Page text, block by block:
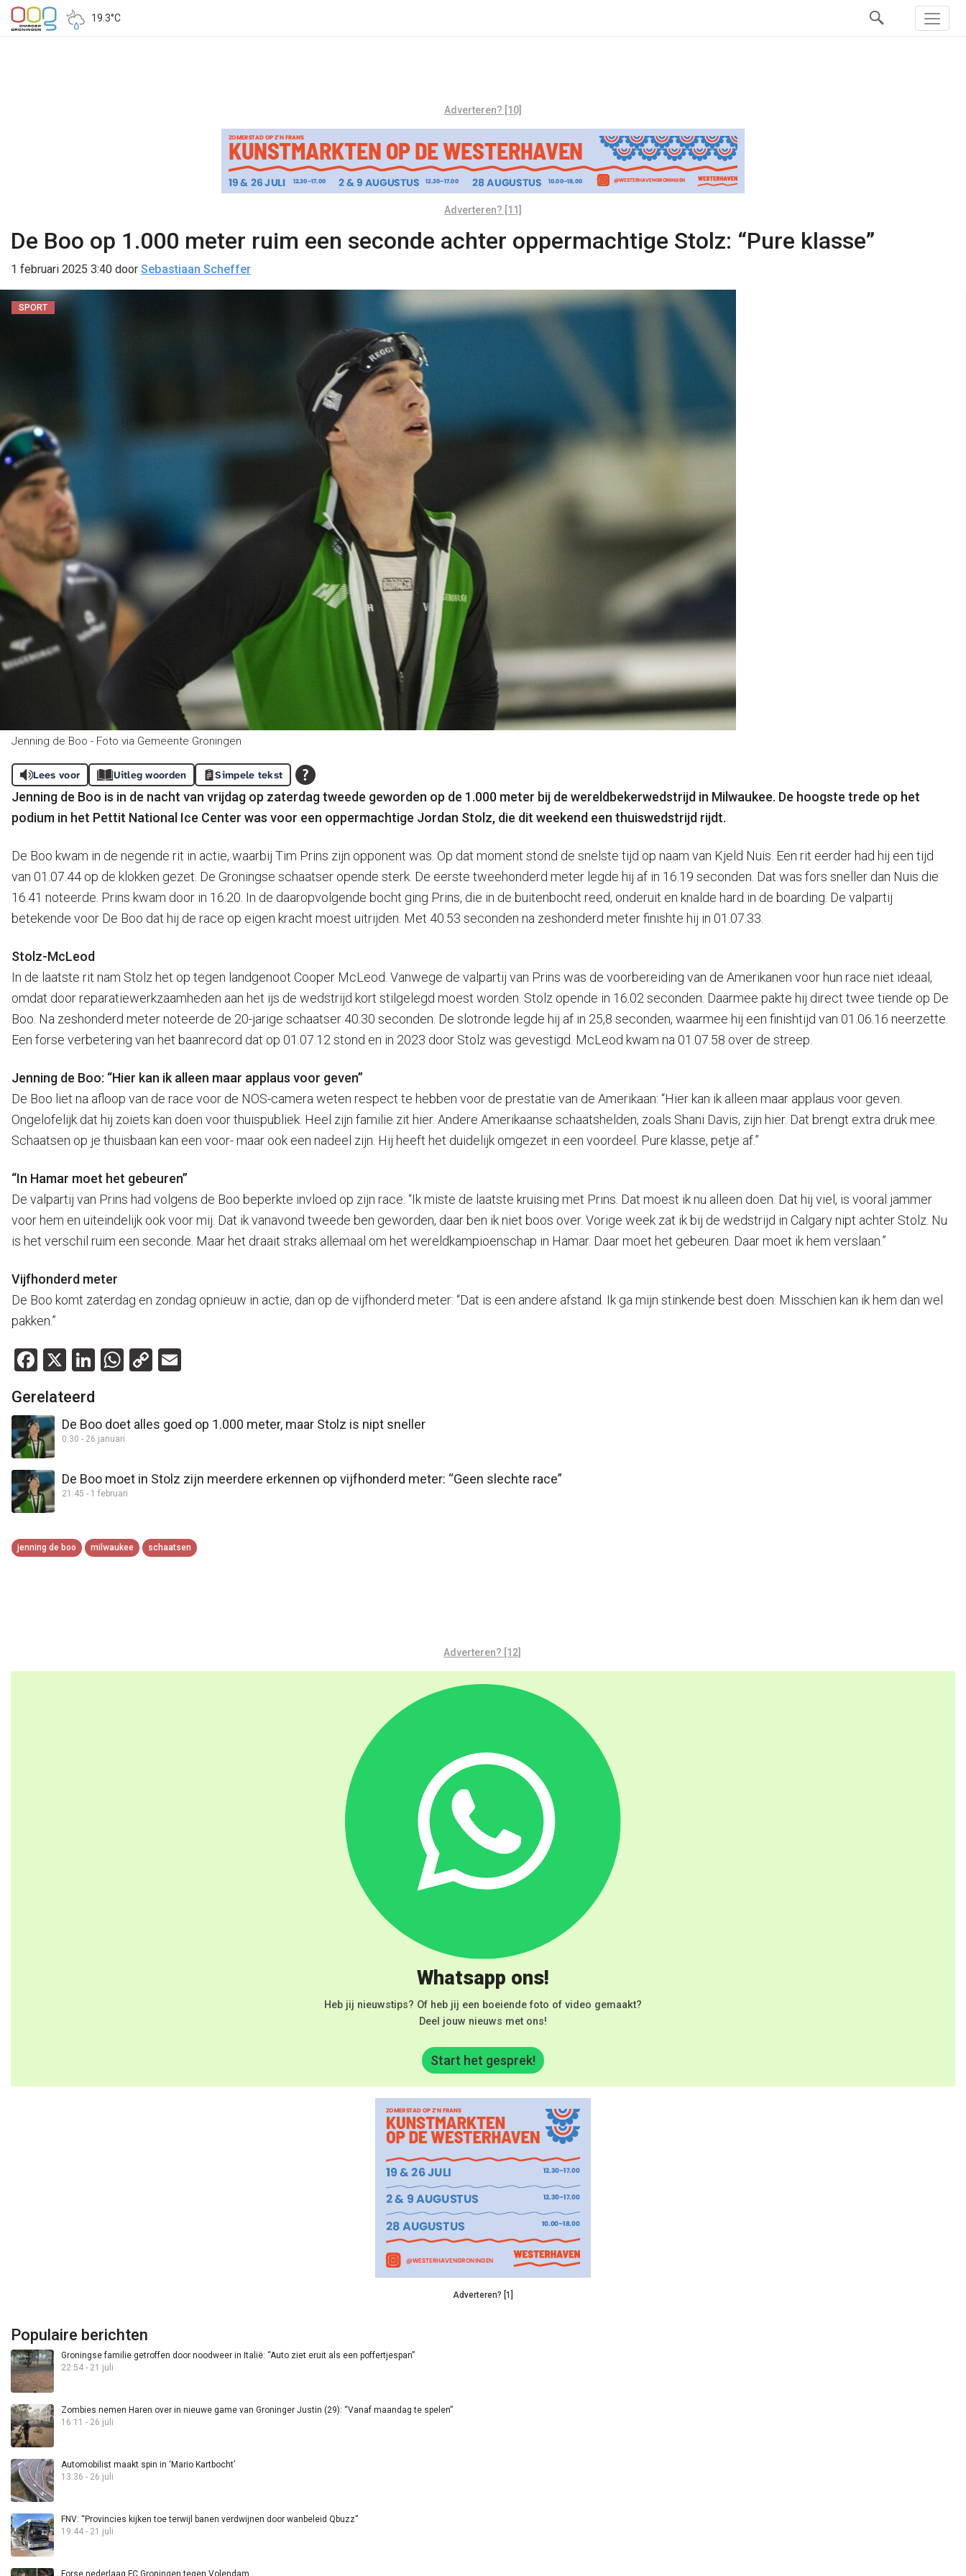
19.3°C
Adverteren? [10]
Adverteren? [11]
De Boo op 1.000 meter ruim een seconde achter oppermachtige Stolz: “Pure klasse”
1 februari 2025 3:40 door Sebastiaan Scheffer
SPORT
Jenning de Boo - Foto via Gemeente Groningen
Lees voor Uitleg woorden Simpele tekst
Jenning de Boo is in de nacht van vrijdag op zaterdag tweede geworden op de 1.000 meter bij de wereldbekerwedstrijd in Milwaukee. De hoogste trede op het
podium in het Pettit National Ice Center was voor een oppermachtige Jordan Stolz, die dit weekend een thuiswedstrijd rijdt.
De Boo kwam in de negende rit in actie, waarbij Tim Prins zijn opponent was. Op dat moment stond de snelste tijd op naam van Kjeld Nuis. Een rit eerder had hij een tijd
van 01.07.44 op de klokken gezet. De Groningse schaatser opende sterk. De eerste tweehonderd meter legde hij af in 16.19 seconden. Dat was fors sneller dan Nuis die
16.41 noteerde. Prins kwam door in 16.20. In de daaropvolgende bocht ging Prins, die in de buitenbocht reed, onderuit en knalde hard in de boarding. De valpartij
betekende voor De Boo dat hij de race op eigen kracht moest uitrijden. Met 40.53 seconden na zeshonderd meter finishte hij in 01.07.33.
Stolz-McLeod
In de laatste rit nam Stolz het op tegen landgenoot Cooper McLeod. Vanwege de valpartij van Prins was de voorbereiding van de Amerikanen voor hun race niet ideaal,
omdat door reparatiewerkzaamheden aan het ijs de wedstrijd kort stilgelegd moest worden. Stolz opende in 16.02 seconden. Daarmee pakte hij direct twee tiende op De
Boo. Na zeshonderd meter noteerde de 20-jarige schaatser 40.30 seconden. De slotronde legde hij af in 25,8 seconden, waarmee hij een finishtijd van 01.06.16 neerzette.
Een forse verbetering van het baanrecord dat op 01.07.12 stond en in 2023 door Stolz was gevestigd. McLeod kwam na 01.07.58 over de streep.
Jenning de Boo: “Hier kan ik alleen maar applaus voor geven”
De Boo liet na afloop van de race voor de NOS-camera weten respect te hebben voor de prestatie van de Amerikaan: “Hier kan ik alleen maar applaus voor geven.
Ongelofelijk dat hij zoiets kan doen voor thuispubliek. Heel zijn familie zit hier. Andere Amerikaanse schaatshelden, zoals Shani Davis, zijn hier. Dat brengt extra druk mee.
Schaatsen op je thuisbaan kan een voor- maar ook een nadeel zijn. Hij heeft het duidelijk omgezet in een voordeel. Pure klasse, petje af.”
“In Hamar moet het gebeuren”
De valpartij van Prins had volgens de Boo beperkte invloed op zijn race: “Ik miste de laatste kruising met Prins. Dat moest ik nu alleen doen. Dat hij viel, is vooral jammer
voor hem en uiteindelijk ook voor mij. Dat ik vanavond tweede ben geworden, daar ben ik niet boos over. Vorige week zat ik bij de wedstrijd in Calgary nipt achter Stolz. Nu
is het verschil ruim een seconde. Maar het draait straks allemaal om het wereldkampioenschap in Hamar. Daar moet het gebeuren. Daar moet ik hem verslaan.”
Vijfhonderd meter
De Boo komt zaterdag en zondag opnieuw in actie, dan op de vijfhonderd meter: “Dat is een andere afstand. Ik ga mijn stinkende best doen. Misschien kan ik hem dan wel
pakken.”
Facebook
X LinkedIn
WhatsApp
Copy
Gerelateerd
De Boo doet alles goed op 1.000 meter, maar Stolz is nipt sneller
0:30 - 26 januari
De Boo moet in Stolz zijn meerdere erkennen op vijfhonderd meter: “Geen slechte race”
21:45 - 1 februari
jenning de boo milwaukee schaatsen
Adverteren? [12]
Whatsapp ons!
Heb jij nieuwstips? Of heb jij een boeiende foto of video gemaakt?
Deel jouw nieuws met ons!
Start het gesprek!
Adverteren? [1]
Populaire berichten
Groningse familie getroffen door noodweer in Italië: “Auto ziet eruit als een poffertjespan”
22:54 - 21 juli
Zombies nemen Haren over in nieuwe game van Groninger Justin (29): “Vanaf maandag te spelen”
16:11 - 26 juli
Automobilist maakt spin in ‘Mario Kartbocht’
13:36 - 26 juli
FNV: “Provincies kijken toe terwijl banen verdwijnen door wanbeleid Qbuzz”
19:44 - 21 juli